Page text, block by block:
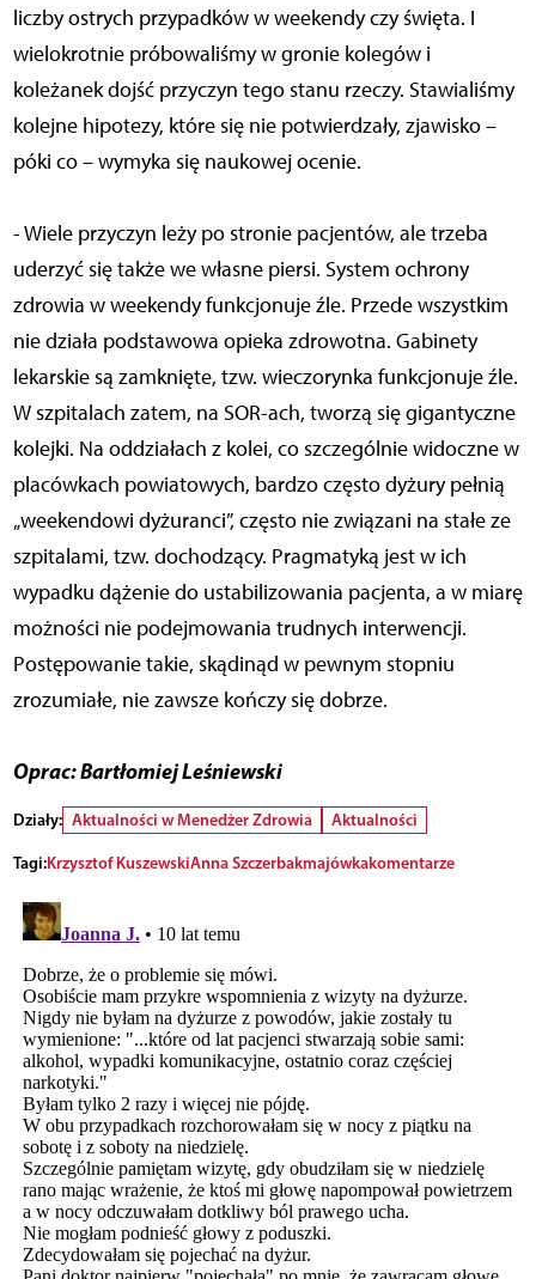
liczby ostrych przypadków w weekendy czy święta. I
wielokrotnie próbowaliśmy w gronie kolegów i
koleżanek dojść przyczyn tego stanu rzeczy. Stawialiśmy
kolejne hipotezy, które się nie potwierdzały, zjawisko –
póki co – wymyka się naukowej ocenie.
- Wiele przyczyn leży po stronie pacjentów, ale trzeba
uderzyć się także we własne piersi. System ochrony
zdrowia w weekendy funkcjonuje źle. Przede wszystkim
nie działa podstawowa opieka zdrowotna. Gabinety
lekarskie są zamknięte, tzw. wieczorynka funkcjonuje źle.
W szpitalach zatem, na SOR-ach, tworzą się gigantyczne
kolejki. Na oddziałach z kolei, co szczególnie widoczne w
placówkach powiatowych, bardzo często dyżury pełnią
„weekendowi dyżuranci”, często nie związani na stałe ze
szpitalami, tzw. dochodzący. Pragmatyką jest w ich
wypadku dążenie do ustabilizowania pacjenta, a w miarę
możności nie podejmowania trudnych interwencji.
Postępowanie takie, skądinąd w pewnym stopniu
zrozumiałe, nie zawsze kończy się dobrze.
Oprac: Bartłomiej Leśniewski
Działy: Aktualności w Menedżer Zdrowia
Aktualności
Tagi:Krzysztof KuszewskiAnna Szczerbakmajówkakomentarze